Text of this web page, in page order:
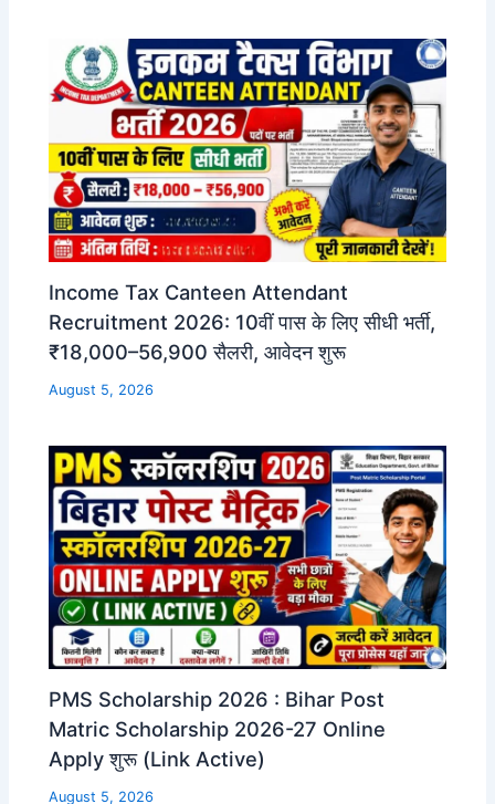
Income Tax Canteen Attendant
Recruitment 2026: 10वीं पास के लिए सीधी भर्ती,
₹18,000–56,900 सैलरी, आवेदन शुरू
August 5, 2026
PMS Scholarship 2026 : Bihar Post
Matric Scholarship 2026-27 Online
Apply शुरू (Link Active)
August 5, 2026